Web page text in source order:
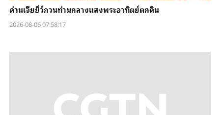
ด่านเจียยี่ว์กวนท่ามกลางแสงพระอาทิตย์ตกดิน
2026-08-06 07:58:17